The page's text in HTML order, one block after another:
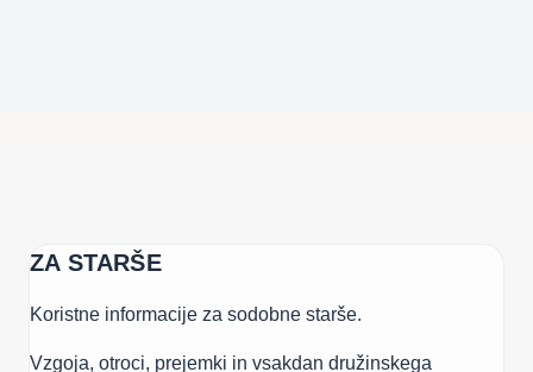
ZA STARŠE
Koristne informacije za sodobne starše.
Vzgoja, otroci, prejemki in vsakdan družinskega